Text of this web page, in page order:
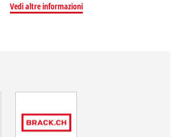
Vedi altre informazioni